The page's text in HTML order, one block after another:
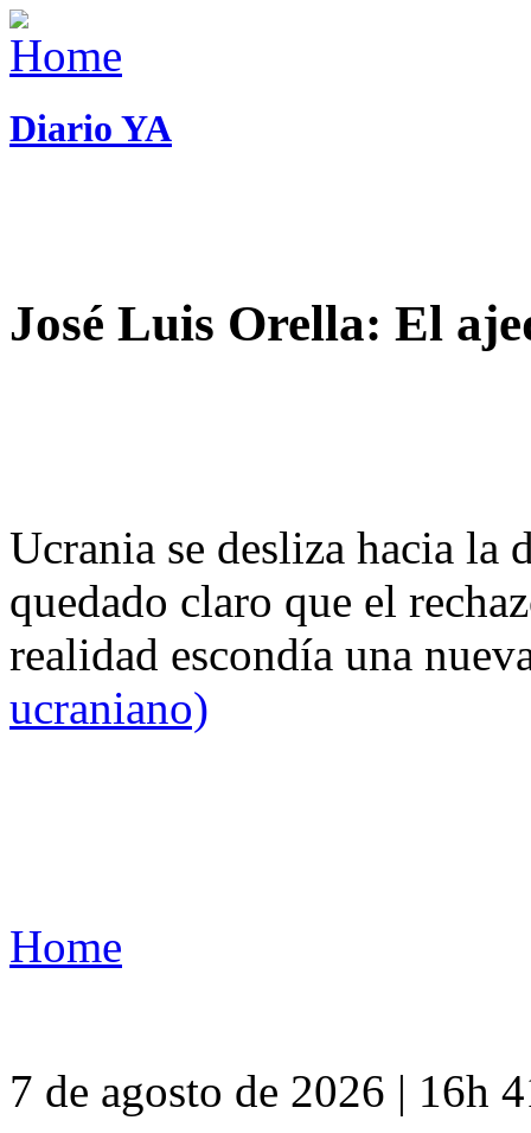
Diario YA
José Luis Orella: El
Ucrania se desliza hacia
quedado claro que el
realidad escondía una
ucraniano)
Home
7 de agosto de 2026 | 16h